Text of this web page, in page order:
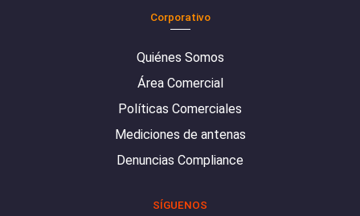
Corporativo
Quiénes Somos
Área Comercial
Políticas Comerciales
Mediciones de antenas
Denuncias Compliance
SÍGUENOS